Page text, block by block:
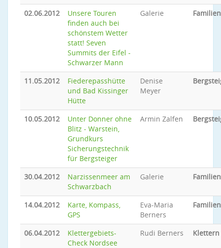
02.06.2012
Unsere Touren
finden auch bei
schönstem Wetter
statt! Seven
Summits der Eifel -
Schwarzer Mann
Galerie
11.05.2012
Fiederepasshütte
und Bad Kissinger
Hütte
Denise
Meyer
10.05.2012
Unter Donner ohne
Blitz - Warstein,
Grundkurs
Sicherungstechnik
für Bergsteiger
Armin Zalfen
30.04.2012
Narzissenmeer am
Schwarzbach
Galerie
14.04.2012
Karte, Kompass,
GPS
Eva-Maria
Berners
06.04.2012
Klettergebiets-
Check Nordsee
Rudi Berners Klettern